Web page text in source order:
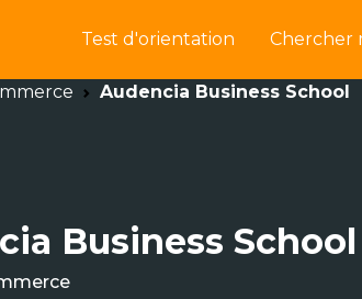
Test d'orientation Chercher
Audencia Business School
Business School